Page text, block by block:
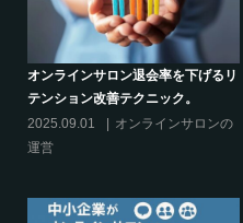
クリエイター系オンラインサロンの
話題席巻-”マッシュル”について調べ
てみた!
2024.06.25